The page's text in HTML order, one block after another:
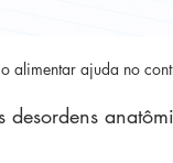
alimentar ajuda no